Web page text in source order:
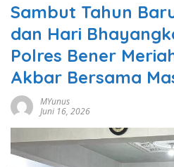
Sambut Tahun
dan Hari
Polres Bener
Akbar Bersama
MYunus
Juni 16, 2026